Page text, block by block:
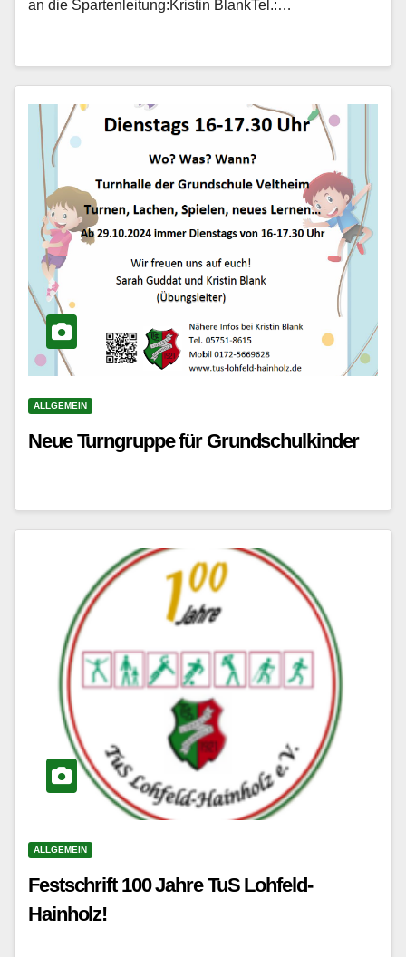
an die Spartenleitung:Kristin BlankTel.:…
ALLGEMEIN
Neue Turngruppe für Grundschulkinder
ALLGEMEIN
Festschrift 100 Jahre TuS Lohfeld-
Hainholz!